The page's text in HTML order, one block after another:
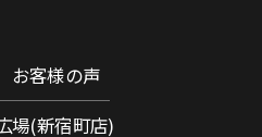
お客様の声
場(新宿町店)